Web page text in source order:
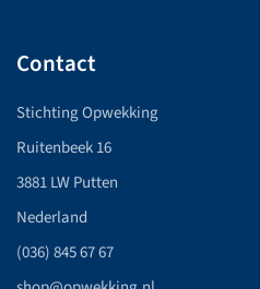
Contact
Stichting Opwekking
Ruitenbeek 16
3881 LW Putten
Nederland
(036) 845 67 67